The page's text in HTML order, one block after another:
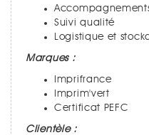
Suivi qualité
Logistique et
Marques :
Imprifrance
Imprim'vert
Certificat PEFC
Clientèle :